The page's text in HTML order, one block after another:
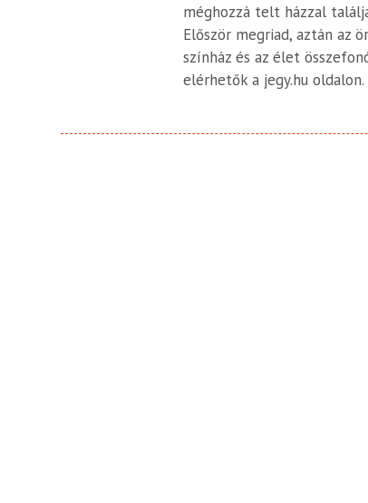
méghozzá telt házzal
Először megriad, aztán az
színház és az élet
elérhetők a jegy.hu oldalon.